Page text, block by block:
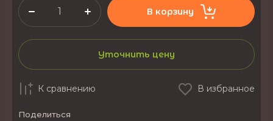
В корзину
Уточнить цену
К сравнению В избранное
Поделиться